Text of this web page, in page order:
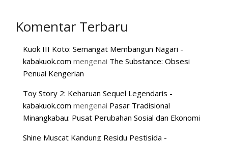
Komentar Terbaru
Kuok III Koto: Semangat Membangun Nagari -
kabakuok.com mengenai The Substance: Obsesi
Penuai Kengerian
Toy Story 2: Keharuan Sequel Legendaris -
kabakuok.com mengenai Pasar Tradisional
Minangkabau: Pusat Perubahan Sosial dan Ekonomi
Shine Muscat Kandung Residu Pestisida -